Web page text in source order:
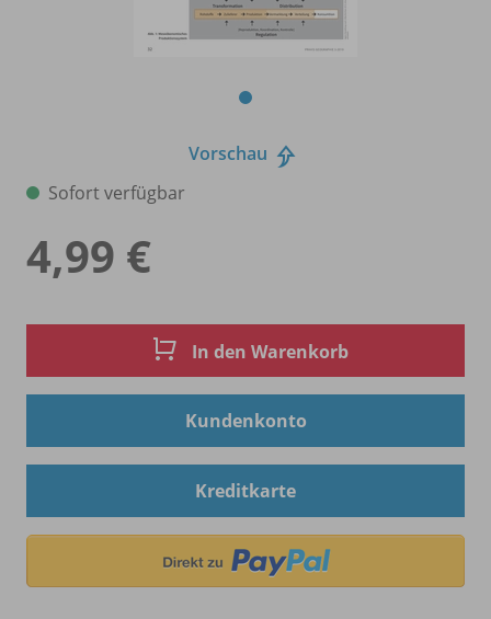
Vorschau
Sofort verfügbar
4,99 €
In den Warenkorb
Kundenkonto
Kreditkarte